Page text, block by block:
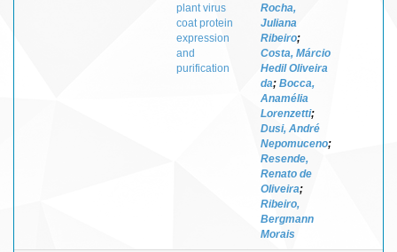
plant virus
coat protein
expression
and
purification
Rocha,
Juliana
Ribeiro;
Costa, Márcio
Hedil Oliveira
da; Bocca,
Anamélia
Lorenzetti;
Dusi, André
Nepomuceno;
Resende,
Renato de
Oliveira;
Ribeiro,
Bergmann
Morais